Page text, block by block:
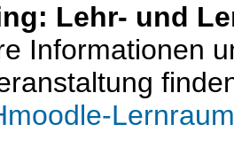
Lehr- und
Informationen
Lernraum